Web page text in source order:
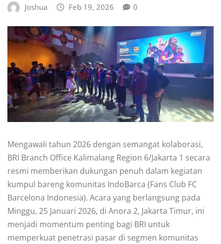
Joshua Feb 19, 2026 0
Mengawali tahun 2026 dengan semangat kolaborasi,
BRI Branch Office Kalimalang Region 6/Jakarta 1 secara
resmi memberikan dukungan penuh dalam kegiatan
kumpul bareng komunitas IndoBarca (Fans Club FC
Barcelona Indonesia). Acara yang berlangsung pada
Minggu, 25 Januari 2026, di Anora 2, Jakarta Timur, ini
menjadi momentum penting bagi BRI untuk
memperkuat penetrasi pasar di segmen komunitas